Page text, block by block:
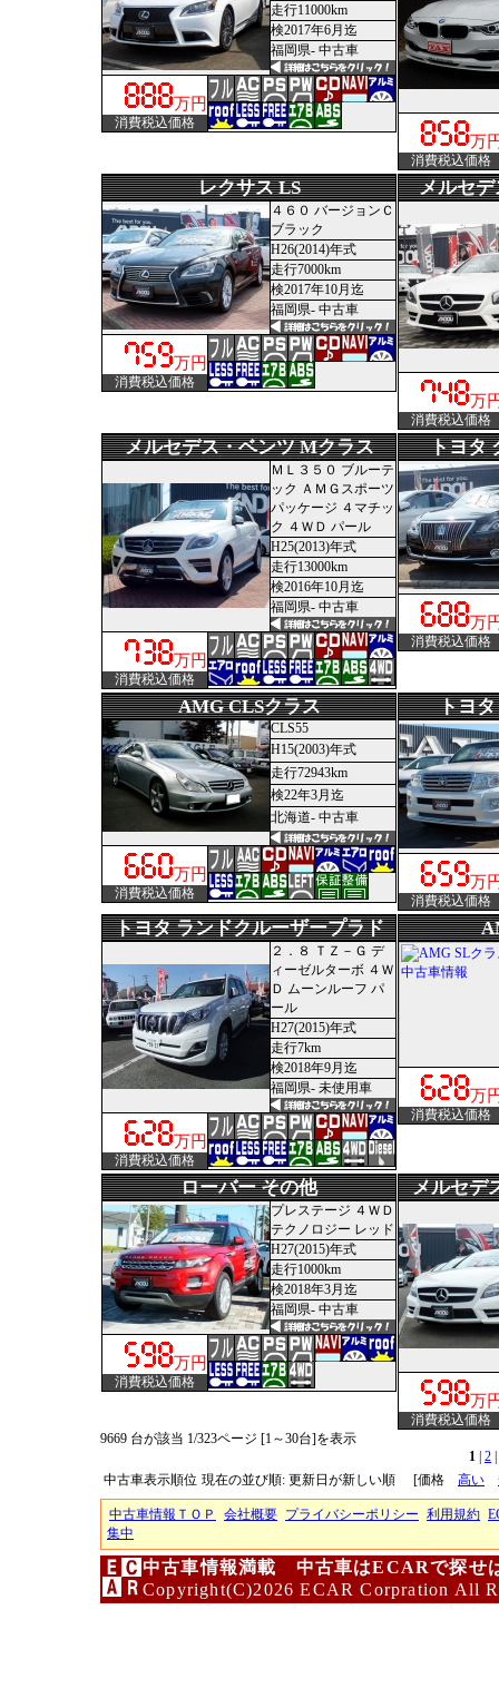
走行11000km
検2017年6月迄
福岡県- 中古車
万円
消費税込価格
万
消費税込価格
レクサス LS
４６０ バージョンＣ
ブラック
H26(2014)年式
走行7000km
検2017年10月迄
福岡県- 中古車
万円
消費税込価格
メルセデ
万
消費税込価格
メルセデス・ベンツ Mクラス
ＭＬ３５０ ブルーテ
ック ＡＭＧスポーツ
パッケージ ４マチッ
ク ４ＷＤ パール
H25(2013)年式
走行13000km
検2016年10月迄
福岡県- 中古車
万円
消費税込価格
トヨタ
万
消費税込価格
AMG CLSクラス
CLS55
H15(2003)年式
走行72943km
検22年3月迄
北海道- 中古車
万円
消費税込価格
トヨ
万
消費税込価格
トヨタ ランドクルーザープラド
２．８ ＴＺ－Ｇ デ
ィーゼルターボ ４Ｗ
Ｄ ムーンルーフ パ
ール
H27(2015)年式
走行7km
検2018年9月迄
福岡県- 未使用車
万円
消費税込価格
万
消費税込価格
ローバー その他
プレステージ ４ＷＤ
テクノロジー レッド
H27(2015)年式
走行1000km
検2018年3月迄
福岡県- 中古車
万円
消費税込価格
メルセデ
万
消費税込価格
9669 台が該当 1/323ページ [1～30台]を表示
1 2
中古車表示順位 現在の並び順: 更新日が新しい順 [価格 高い
中古車情報ＴＯＰ 会社概要 プライバシーポリシー 利用規約
集中
中古車情報満載 中古車はECARで探せ
Copyright(C)2026 ECAR Corpration All